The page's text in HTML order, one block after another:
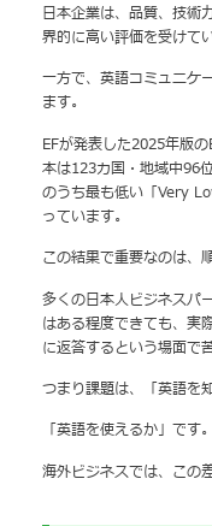
日本企業は、品質、技術
界的に高い評価を受けて
一方で、英語コミュニケ
ます。
EFが発表した2025年版
本は123カ国・地域中96
のうち最も低い「Very
っています。
この結果で重要なのは、
多くの日本人ビジネスパ
はある程度できても、実
に返答するという場面で
つまり課題は、「英語を
「英語を使えるか」です。
海外ビジネスでは、この